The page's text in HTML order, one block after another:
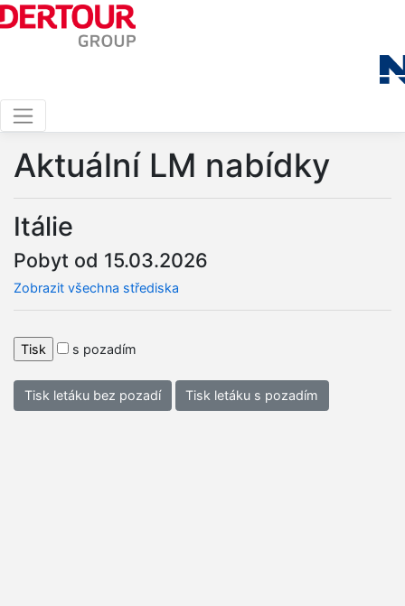
Aktuální LM nabídky
Itálie
Pobyt od 15.03.2026
Zobrazit všechna střediska
s pozadím
Tisk letáku bez pozadí Tisk letáku s pozadím